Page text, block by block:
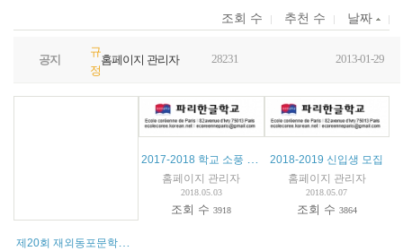
조회 수 추천 수 날짜
공지
규
정
홈페이지 관리자 28231 2013-01-29
제20회 재외동포문학상 작품 공모
홈페이지 관리자
2018.05.03
조회 수3918
2018-2019 신입생 모집
홈페이지 관리자
2018.05.07
조회 수 3864